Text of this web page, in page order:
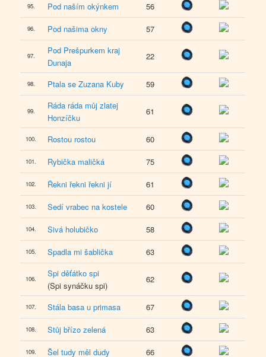
95. Pod naším okýnkem 56
96. Pod našima okny 57
97.
Pod Prešpurkem kraj
Dunaja
22
98. Ptala se Zuzana Kuby 59
99.
Ráda ráda můj zlatej
Honzíčku
61
100. Rostou rostou 60
101. Rybička maličká 75
102. Řekni řekni řekni jí 61
103. Sedí vrabec na kostele 60
104. Sivá holubičko 58
105. Spadla mi šablička 63
106.
Spi děťátko spi
(Spi synáčku spi)
62
107. Stála basa u primasa 67
108. Stůj břízo zelená 63
109. Šel tudy měl dudy 66